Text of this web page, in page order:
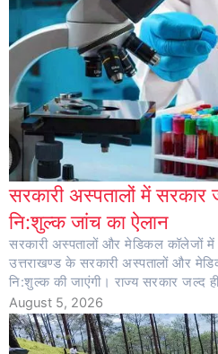
सरकारी अस्पतालों में
नि:शुल्क जांच का ऐलान
सरकारी अस्पतालों और मेडिकल कॉलेजों में
उत्तराखण्ड के सरकारी अस्पतालों और
नि:शुल्क की जाएंगी। राज्य सरकार जल्द
August 5, 2026